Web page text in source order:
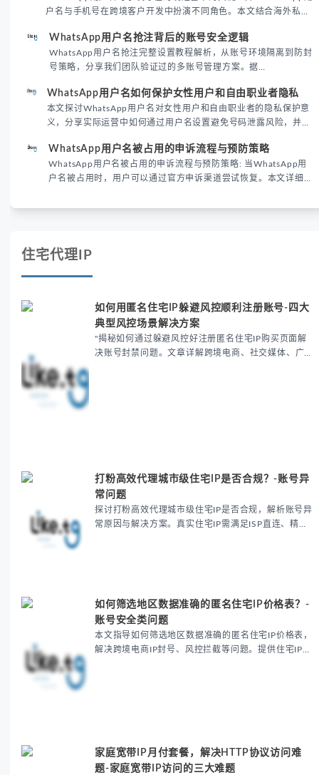
户名与手机号在跨境客户开发中扮演不同角色。本文结合海外私域
际差异，帮助团队优化WhatsApp营销策略。
WhatsApp用户名抢注背后的账号安全逻辑
WhatsApp用户名抢注完整设置教程解析，从账号环境隔离到防封
号策略，分享我们团队验证过的多账号管理方案。据
性直接影响转化率。
WhatsApp用户名如何保护女性用户和自由职业者隐私
本文探讨WhatsApp用户名对女性用户和自由职业者的隐私保护意
义，分享实际运营中如何通过用户名设置避免号码泄露风险，并提
已成为全球数字沟通的首要考量。
WhatsApp用户名被占用的申诉流程与预防策略
WhatsApp用户名被占用的申诉流程与预防策略: 当WhatsApp用
户名被占用时，用户可以通过官方申诉渠道尝试恢复。本文详细解
账号安全。
住宅代理IP
如何用匿名住宅IP躲避风控顺利注册账号-四大
典型风控场景解决方案
"揭秘如何通过躲避风控好注册匿名住宅IP购买页面解
决账号封禁问题。文章详解跨境电商、社交媒体、广告
打粉高效代理城市级住宅IP是否合规？-账号异
常问题
探讨打粉高效代理城市级住宅IP是否合规，解析账号异
常原因与解决方案。真实住宅IP需满足ISP直连、精准
如何筛选地区数据准确的匿名住宅IP价格表？-
账号安全类问题
本文指导如何筛选地区数据准确的匿名住宅IP价格表，
解决跨境电商IP封号、风控拦截等问题。提供住宅IP检
家庭宽带IP月付套餐，解决HTTP协议访问难
题-家庭宽带IP访问的三大难题